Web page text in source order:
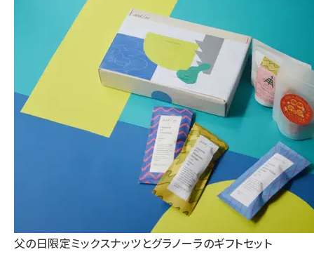
父の日限定ミックスナッツとグラノーラのギフトセット